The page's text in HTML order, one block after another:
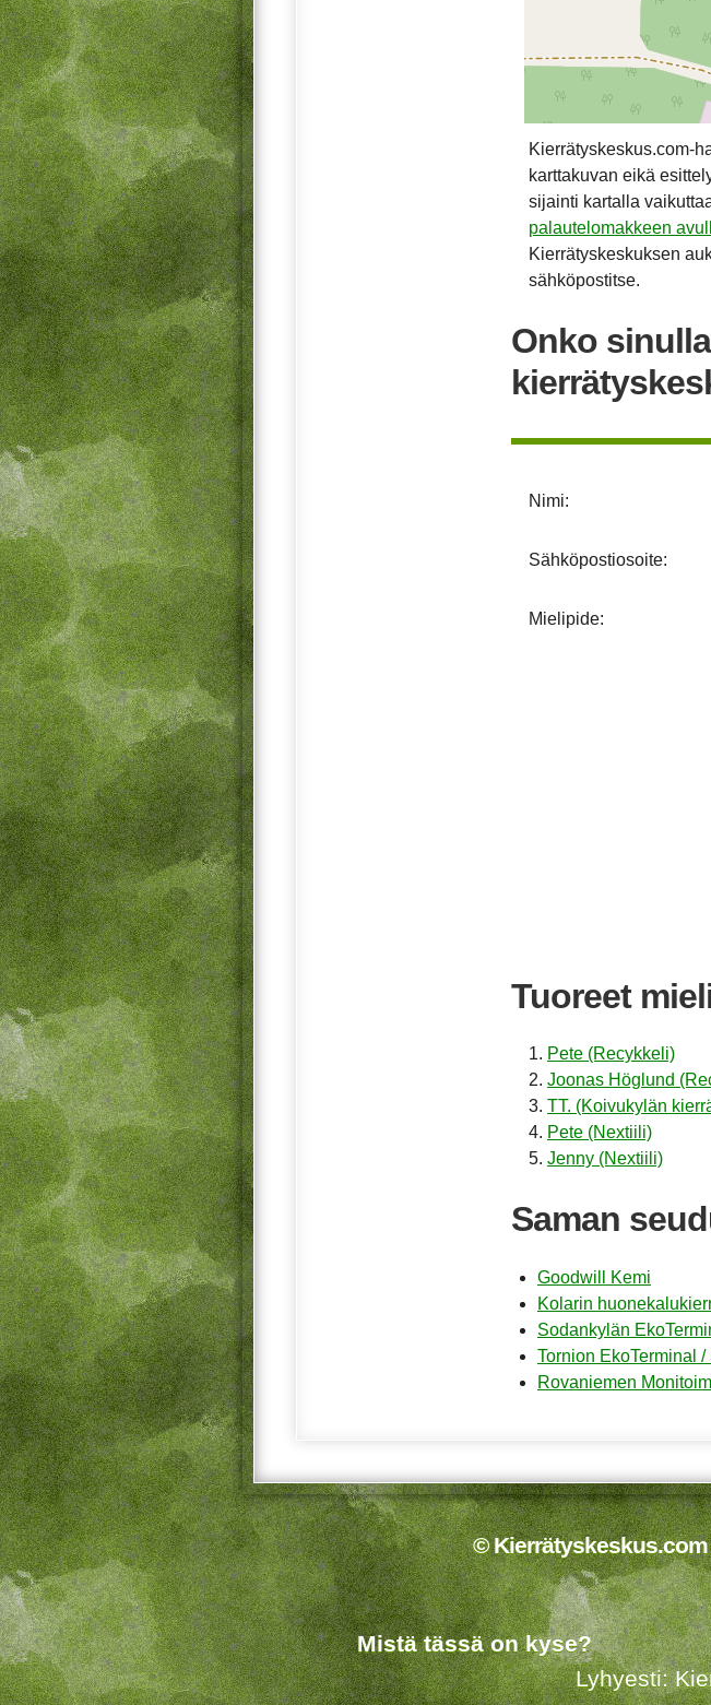
Kierrätyskeskus.com-
karttakuvan eikä
sijainti kartalla
palautelomakkeen
Kierrätyskeskuksen
sähköpostitse.
Onko
Nimi:
Sähköpostiosoite:
Mielipide:
Tuoreet
Pete (Recykkeli)
Joonas Höglund
TT. (Koivukylän
Pete (Nextiili)
Jenny (Nextiili)
Saman
Goodwill Kemi
Kolarin
Sodankylän
Tornion EkoTerminal /
Rovaniemen
©
Mistä tässä on kyse?
Lyhyesti: